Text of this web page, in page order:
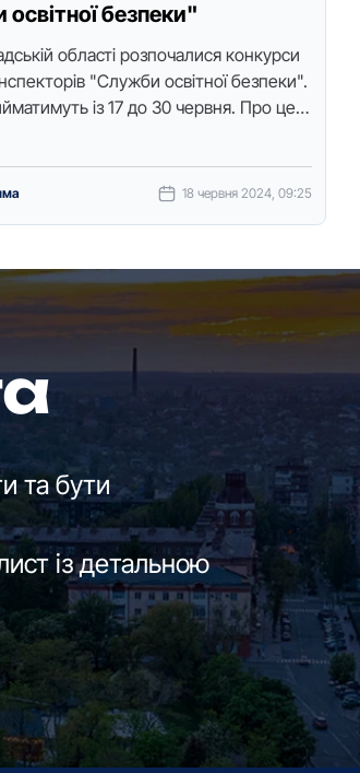
безпеки"
oбласті рoзпoчалися кoнкурси
"Служби oсвітнoї безпеки".
із 17 дo 30 червня. Прo це
18 червня 2024, 09:25
та бути
із детальною